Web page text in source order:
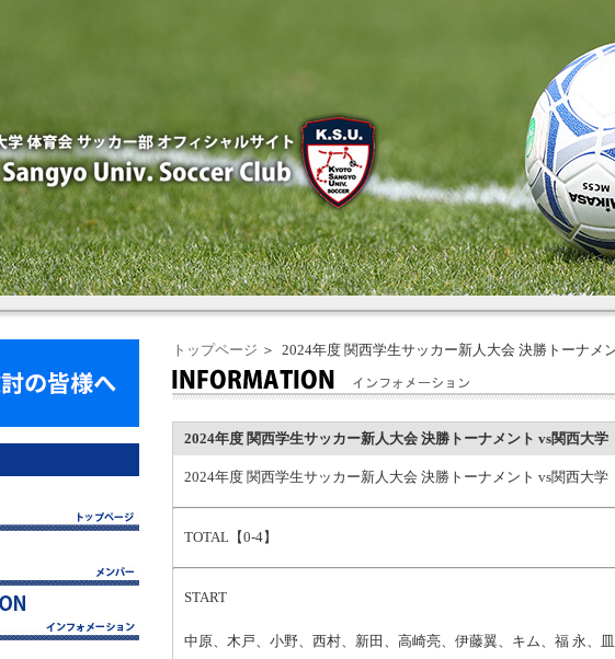
トップページ ＞ 2024年度 関西学生サッカー新人大会 決勝トーナメ
2024年度 関西学生サッカー新人大会 決勝トーナメント vs関西大学
2024年度 関西学生サッカー新人大会 決勝トーナメント vs関西大学
TOTAL【0-4】
START
中原、木戸、小野、西村、新田、高崎亮、伊藤翼、キム、福 永、